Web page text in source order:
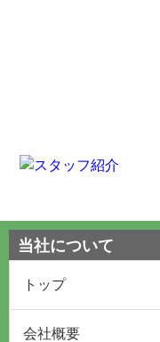
当社について
トップ
会社概要